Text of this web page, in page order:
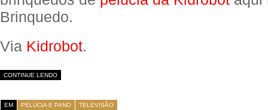
Brinquedo.
Via Kidrobot.
CONTINUE LENDO
EM PELÚCIA E PANO TELEVISÃO